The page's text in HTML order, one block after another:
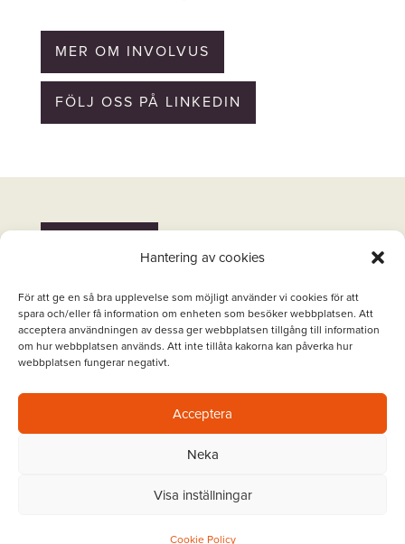
Hantering av cookies
För att ge en så bra upplevelse som möjligt använder vi cookies för att
spara och/eller få information om enheten som besöker webbplatsen. Att
acceptera användningen av dessa ger webbplatsen tillgång till information
om hur webbplatsen används. Att inte tillåta kakorna kan påverka hur
webbplatsen fungerar negativt.
Acceptera
Neka
Visa inställningar
Cookie Policy
MER OM INVOLVUS
FÖLJ OSS PÅ LINKEDIN
IT-Portal|Integritetspolicy